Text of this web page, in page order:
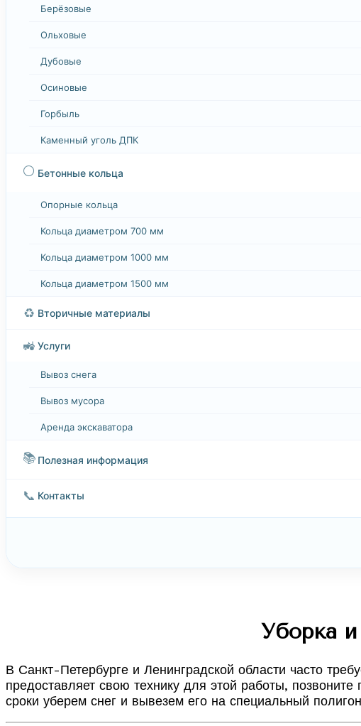
Берёзовые
Ольховые
Дубовые
Осиновые
Горбыль
Каменный уголь ДПК
⚪ Бетонные кольца
Опорные кольца
Кольца диаметром 700 мм
Кольца диаметром 1000 мм
Кольца диаметром 1500 мм
♻️ Вторичные материалы
🚜 Услуги
Вывоз снега
Вывоз мусора
Аренда экскаватора
📚 Полезная информация
📞 Контакты
Уборка
В Санкт-Петербурге и Ленинградской области часто
предоставляет свою технику для этой работы,
сроки уберем снег и вывезем его на специальный